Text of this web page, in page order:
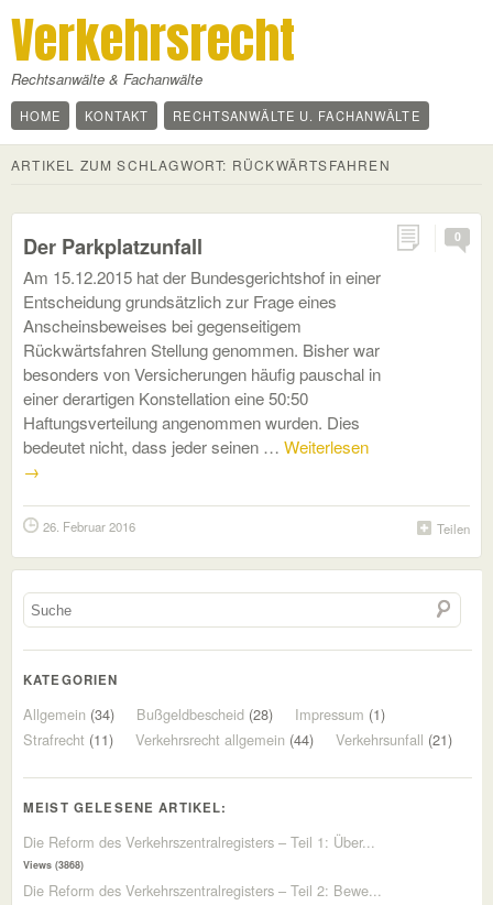
Verkehrsrecht
Rechtsanwälte & Fachanwälte
HOME KONTAKT RECHTSANWÄLTE U. FACHANWÄLTE
ARTIKEL ZUM SCHLAGWORT: RÜCKWÄRTSFAHREN
0
Der Parkplatzunfall
Am 15.12.2015 hat der Bundesgerichtshof in einer
Entscheidung grundsätzlich zur Frage eines
Anscheinsbeweises bei gegenseitigem
Rückwärtsfahren Stellung genommen. Bisher war
besonders von Versicherungen häufig pauschal in
einer derartigen Konstellation eine 50:50
Haftungsverteilung angenommen wurden. Dies
bedeutet nicht, dass jeder seinen … Weiterlesen
→
Teilen
26. Februar 2016
KATEGORIEN
Allgemein (34) Bußgeldbescheid (28) Impressum (1)
Strafrecht (11) Verkehrsrecht allgemein (44) Verkehrsunfall (21)
MEIST GELESENE ARTIKEL:
Die Reform des Verkehrszentralregisters – Teil 1: Über...
Views (3868)
Die Reform des Verkehrszentralregisters – Teil 2: Bewe...